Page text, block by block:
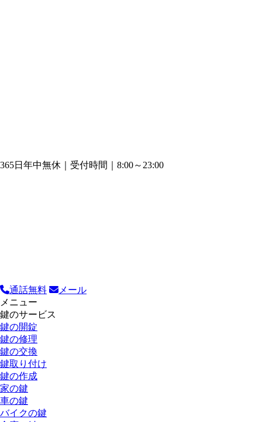
365日年中無休｜受付時間｜8:00～23:00
通話無料
メール
メニュー
鍵のサービス
鍵の開錠
鍵の修理
鍵の交換
鍵取り付け
鍵の作成
家の鍵
車の鍵
バイクの鍵